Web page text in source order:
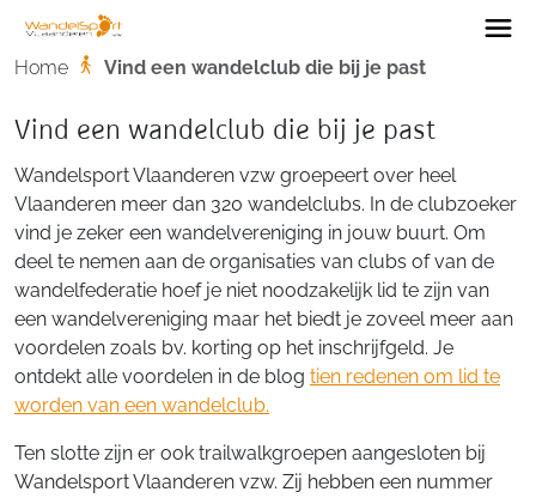
Home Vind een wandelclub die bij je past
Vind een wandelclub die bij je past
Wandelsport Vlaanderen vzw groepeert over heel
Vlaanderen meer dan 320 wandelclubs. In de clubzoeker
vind je zeker een wandelvereniging in jouw buurt. Om
deel te nemen aan de organisaties van clubs of van de
wandelfederatie hoef je niet noodzakelijk lid te zijn van
een wandelvereniging maar het biedt je zoveel meer aan
voordelen zoals bv. korting op het inschrijfgeld. Je
ontdekt alle voordelen in de blog tien redenen om lid te
worden van een wandelclub.
Ten slotte zijn er ook trailwalkgroepen aangesloten bij
Wandelsport Vlaanderen vzw. Zij hebben een nummer